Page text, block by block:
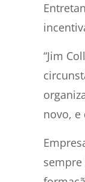
“Jim
novo, e